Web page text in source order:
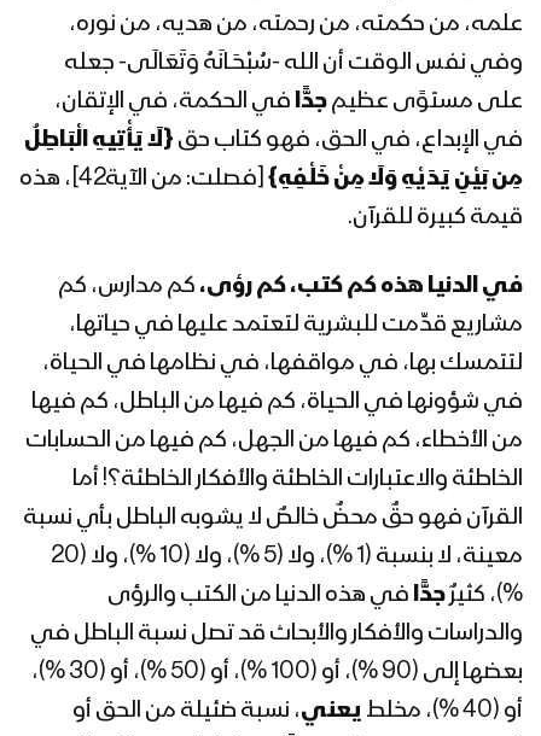
المحاضرة الرمضانية الثانية عشرة للسيد
عبدالملك بدرالدين الحوثي 12 رمضان
1443هـ
المحاضرة الرمضانية الحادية عشر للسيد
عبدالملك بدر الدين الحوثي 11 رمضان
1443هـ
المحاضرة الرمضانية العاشرة للسيد
عبدالملك بدرالدين الحوثي 10 رمضان
1443هـ
المحاضرة الرمضانية التاسعة للسيد
1443هـ
المحاضرة الرمضانية الثامنة للسيد
عبدالملك بدرالدين الحوثي 8 رمضان
1443هـ
المحاضرة الرمضانية السابعة للسيد
عبدالملك بدرالدين الحوثي 7 رمضان
علمه، من حكمته، من رحمته، من هديه، من نوره،
وفي نفس الوقت أن الله -سُبْحَـانَهُ وَتَعَالَى- جعله
على مستوًى عظيم جدًّا في الحكمة، في الإتقان،
في الإبداع، في الحق، فهو كتاب حق {لَا يَأْتِيهِ الْبَاطِلُ
مِن بَيْنِ يَدَيْهِ وَلَا مِنْ خَلْفِهِ}
[فصلت: من الآية42]، هذه
قيمة كبيرة للقرآن.
في الدنيا هذه كم كتب، كم رؤى، كم مدارس، كم
مشاريع قدِّمت للبشرية لتعتمد عليها في حياتها،
لتتمسك بها، في مواقفها، في نظامها في الحياة،
في شؤونها في الحياة، كم فيها من الباطل، كم فيها
من الأخطاء، كم فيها من الجهل، كم فيها من الحسابات
الخاطئة والاعتبارات الخاطئة والأفكار الخاطئة؟! أما
القرآن فهو حقٌ محضٌ خالصٌ لا يشوبه الباطل بأي نسبة
معينة، لا بنسبة (1 %)، ولا (5 %)، ولا (10 %)، ولا (20
%)، كثيرٌجدًّا في هذه الدنيا من الكتب والرؤى
والدراسات والأفكار والأبحاث قد تصل نسبة الباطل في
بعضها إلى (90 %)، أو (100 %)، أو (50 %)، أو (30 %)،
أو (40 %)، مخلط
يعني، نسبة ضئيلة من الحق أو